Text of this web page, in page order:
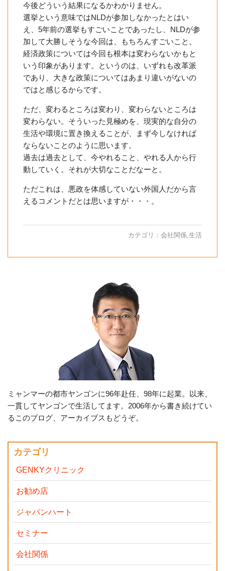
今後どういう結果になるかわかりません。
選挙という意味ではNLDが参加しなかったとはい
え、5年前の選挙もすごいことであったし、NLDが参
加して大勝しそうな今回は、もちろんすごいこと。
経済政策については今回も根本は変わらないかもと
いう印象があります。というのは、いずれも改革派
であり、大きな政策についてはあまり違いがないの
ではと感じるからです。
ただ、変わるところは変わり、変わらないところは
変わらない。そういった見極めを、現実的な自分の
生活や環境に置き換えることが、まず今しなければ
ならないことのように思います。
過去は過去として、今やれること、やれる人から行
動していく。それが大切なことだなーと。
ただこれは、悪政を体感していない外国人だから言
えるコメントだとは思いますが・・・。
カテゴリ： 会社関係 生活
ミャンマーの都市ヤンゴンに96年赴任、98年に起業。以来、
一貫してヤンゴンで生活してます。2006年から書き続けてい
るこのブログ、アーカイブスもどうぞ。
カテゴリ
GENKYクリニック
お勧め店
ジャパンハート
セミナー
会社関係